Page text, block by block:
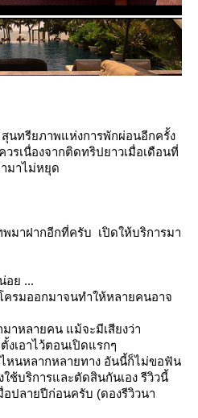
สุนทรียภาพแห่งการพักผ่อนอีกครั้ง
รเนื่องจากติดทริปยาวเมื่อเดือนที่
มาไม่หยุด
พมาฝากอีกที่ครับ เปิดให้บริการมา
อย ...
รมออกมาจนทำให้หลายคนอาจ
หลายคน แม้จะมีเสียงว่า
เอาไว้ตอนเปิดแรกๆ
หนหลากหลายทาง อันนี้ก็ไม่ขอฟัน
ช้บริการและตัดสินกันเอง รีวิวนี้
ปลายปีก่อนครับ (ดองรีวิวนา